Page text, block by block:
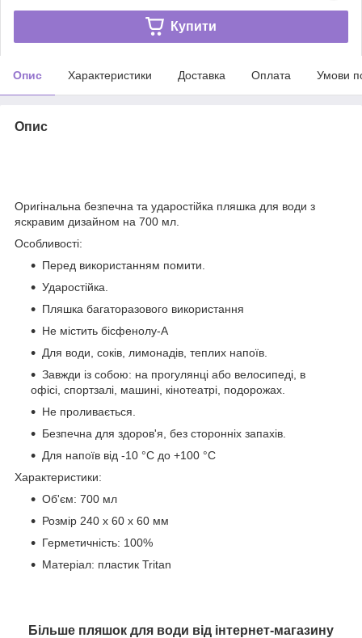
Купити
Опис Характеристики Доставка Оплата Умови
Опис
Оригінальна безпечна та ударостійка пляшка для води з
яскравим дизайном на 700 мл.
Особливості:
Перед використанням помити.
Ударостійка.
Пляшка багаторазового використання
Не містить бісфенолу-А
Для води, соків, лимонадів, теплих напоїв.
Завжди із собою: на прогулянці або велосипеді, в
офісі, спортзалі, машині, кінотеатрі, подорожах.
Не проливається.
Безпечна для здоров'я, без сторонніх запахів.
Для напоїв від -10 °C до +100 °C
Характеристики:
Об'єм: 700 мл
Розмір 240 x 60 x 60 мм
Герметичність: 100%
Матеріал: пластик Tritan
Більше пляшок для води від інтернет-магазину